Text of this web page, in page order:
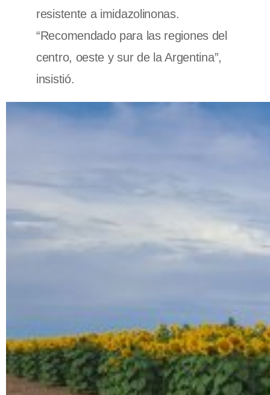
resistente a imidazolinonas.
“Recomendado para las regiones del
centro, oeste y sur de la Argentina”,
insistió.